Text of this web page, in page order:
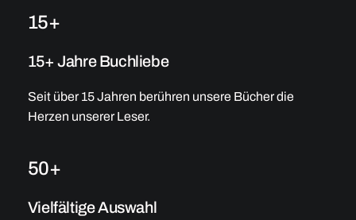
15+
15+ Jahre Buchliebe
Seit über 15 Jahren berühren unsere Bücher die
Herzen unserer Leser.
50+
Vielfältige Auswahl